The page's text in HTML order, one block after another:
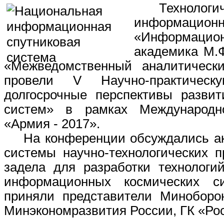
академика
«Межведомственный
провели V Научно-
долгосрочные перспективы
систем» в рамках
«Армия - 2017».
На конференции обсуждались
системы научно-технологических
задела для разработки
информационных космических
приняли представители
Минэкономразвития России, ГК